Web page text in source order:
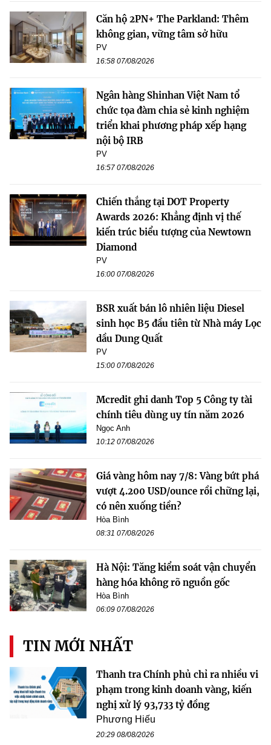
Căn hộ 2PN+ The Parkland: Thêm
không gian, vững tâm sở hữu
PV
16:58 07/08/2026
Ngân hàng Shinhan Việt Nam tổ
chức tọa đàm chia sẻ kinh nghiệm
triển khai phương pháp xếp hạng
nội bộ IRB
PV
16:57 07/08/2026
Chiến thắng tại DOT Property
Awards 2026: Khẳng định vị thế
kiến trúc biểu tượng của Newtown
Diamond
PV
16:00 07/08/2026
BSR xuất bán lô nhiên liệu Diesel
sinh học B5 đầu tiên từ Nhà máy Lọc
dầu Dung Quất
PV
15:00 07/08/2026
Mcredit ghi danh Top 5 Công ty tài
chính tiêu dùng uy tín năm 2026
Ngọc Anh
10:12 07/08/2026
Giá vàng hôm nay 7/8: Vàng bứt phá
vượt 4.200 USD/ounce rồi chững lại,
có nên xuống tiền?
Hòa Bình
08:31 07/08/2026
Hà Nội: Tăng kiểm soát vận chuyển
hàng hóa không rõ nguồn gốc
Hòa Bình
06:09 07/08/2026
TIN MỚI NHẤT
Thanh tra Chính phủ chỉ ra nhiều vi
phạm trong kinh doanh vàng, kiến
nghị xử lý 93,733 tỷ đồng
Phương Hiếu
20:29 08/08/2026